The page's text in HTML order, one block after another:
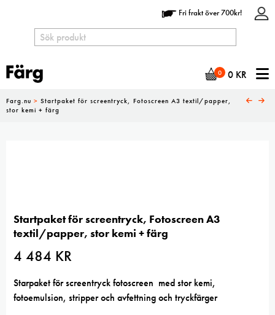
Fri frakt över 700kr!
0 0 KR
Farg.nu > Startpaket för screentryck, Fotoscreen A3 textil/papper,
stor kemi + färg
Startpaket för screentryck, Fotoscreen A3
textil/papper, stor kemi + färg
4 484 KR
Starpaket för screentryck fotoscreen med stor kemi,
fotoemulsion, stripper och avfettning och tryckfärger